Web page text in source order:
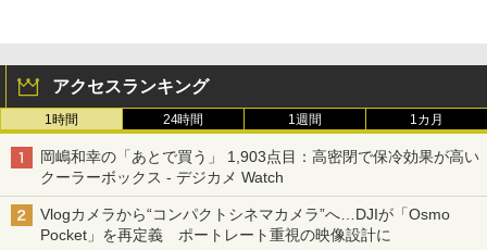
アクセスランキング
1時間 24時間 1週間 1カ月
岡嶋和幸の「あとで買う」 1,903点目：高密閉で保冷効果が高い
クーラーボックス - デジカメ Watch
Vlogカメラから“コンパクトシネマカメラ”へ…DJIが「Osmo
Pocket」を再定義 ポートレート重視の映像設計に